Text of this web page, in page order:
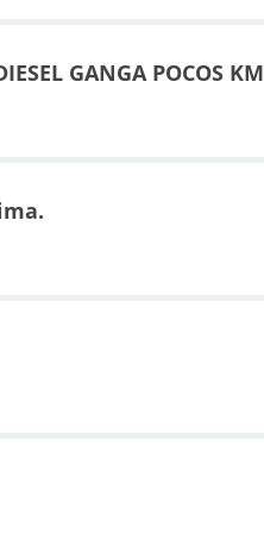
GANGA POCOS KM